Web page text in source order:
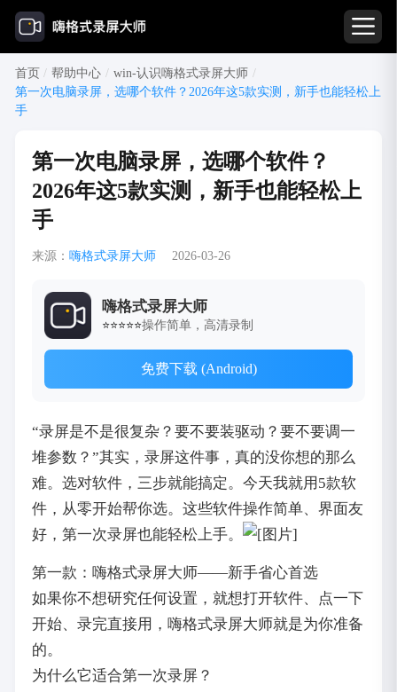
首页 / 帮助中心 / win-认识嗨格式录屏大师 /
第一次电脑录屏，选哪个软件？2026年这5款实测，新手也能轻松上
手
第一次电脑录屏，选哪个软件？
2026年这5款实测，新手也能轻松上
手
来源： 嗨格式录屏大师 2026-03-26
嗨格式录屏大师
⭐⭐⭐⭐⭐操作简单，高清录制
免费下载 (Android)
“录屏是不是很复杂？要不要装驱动？要不要调一
堆参数？”其实，录屏这件事，真的没你想的那么
难。选对软件，三步就能搞定。今天我就用5款软
件，从零开始帮你选。这些软件操作简单、界面友
好，第一次录屏也能轻松上手。
第一款：嗨格式录屏大师——新手省心首选
如果你不想研究任何设置，就想打开软件、点一下
开始、录完直接用，嗨格式录屏大师就是为你准备
的。
为什么它适合第一次录屏？